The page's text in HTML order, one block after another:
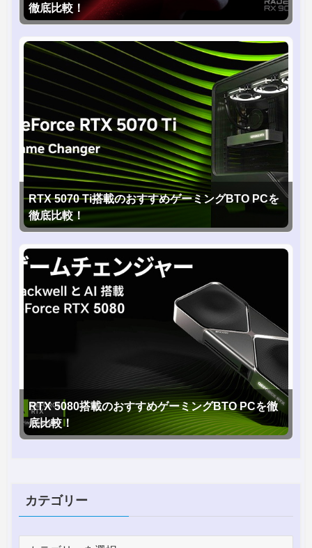
徹底比較！
RTX 5070 Ti搭載のおすすめゲーミングBTO PCを
徹底比較！
RTX 5080搭載のおすすめゲーミングBTO PCを徹
底比較！
カテゴリー